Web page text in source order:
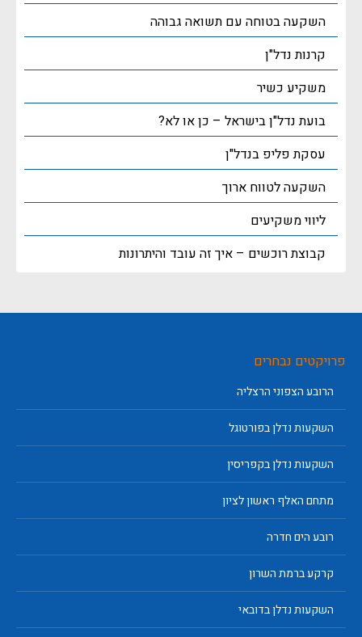
השקעה בטוחה עם תשואה גבוהה
קרנות נדל"ן
משקיע כשיר
בועת נדל"ן בישראל – כן או לא?
עסקת פליפ בנדל"ן
השקעה לטווח ארוך
ליווי משקיעים
קבוצת רוכשים – איך זה עובד והיתרונות
פרויקטים נבחרים
הרובע הצפוני הרצליה
השקעות נדלן בפורטוגל
השקעות נדלן בקפריסין
מתחם האלף ראשון לציון
רובע הים חדרה
קרקע ברמת השרון
השקעות נדלן בדובאי